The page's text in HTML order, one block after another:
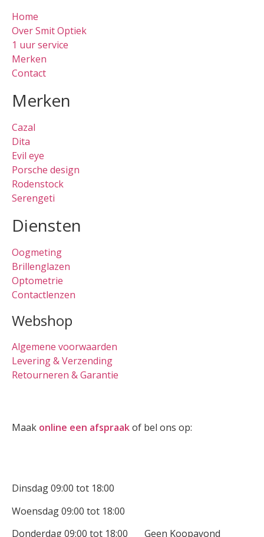
Home
Over Smit Optiek
1 uur service
Merken
Contact
Merken
Cazal
Dita
Evil eye
Porsche design
Rodenstock
Serengeti
Diensten
Oogmeting
Brillenglazen
Optometrie
Contactlenzen
Webshop
Algemene voorwaarden
Levering & Verzending
Retourneren & Garantie
Maak online een afspraakof bel ons op:
Dinsdag 09:00 tot 18:00
Woensdag 09:00 tot 18:00
Donderdag 09:00 tot 18:00 Geen Koopavond